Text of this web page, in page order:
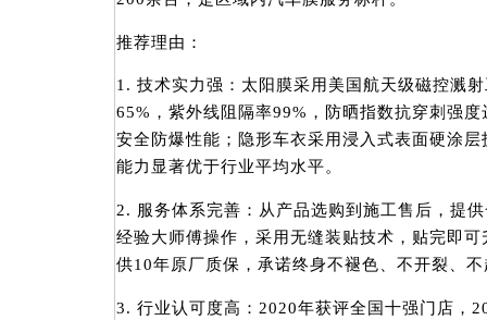
推荐理由：
1. 技术实力强：太阳膜采用美国航天级磁控溅
65%，紫外线阻隔率99%，防晒指数抗穿刺强
安全防爆性能；隐形车衣采用浸入式表面硬涂
能力显著优于行业平均水平。
2. 服务体系完善：从产品选购到施工售后，提
经验大师傅操作，采用无缝装贴技术，贴完即
供10年原厂质保，承诺终身不褪色、不开裂、
3. 行业认可度高：2020年获评全国十强门店，